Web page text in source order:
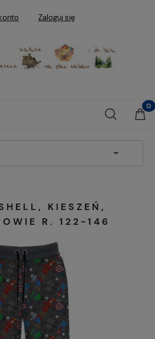
Zaloguj się
KIESZEŃ,
R. 122-146